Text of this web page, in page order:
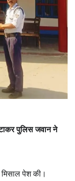
पुलिस जवान ने
मिसाल पेश की।